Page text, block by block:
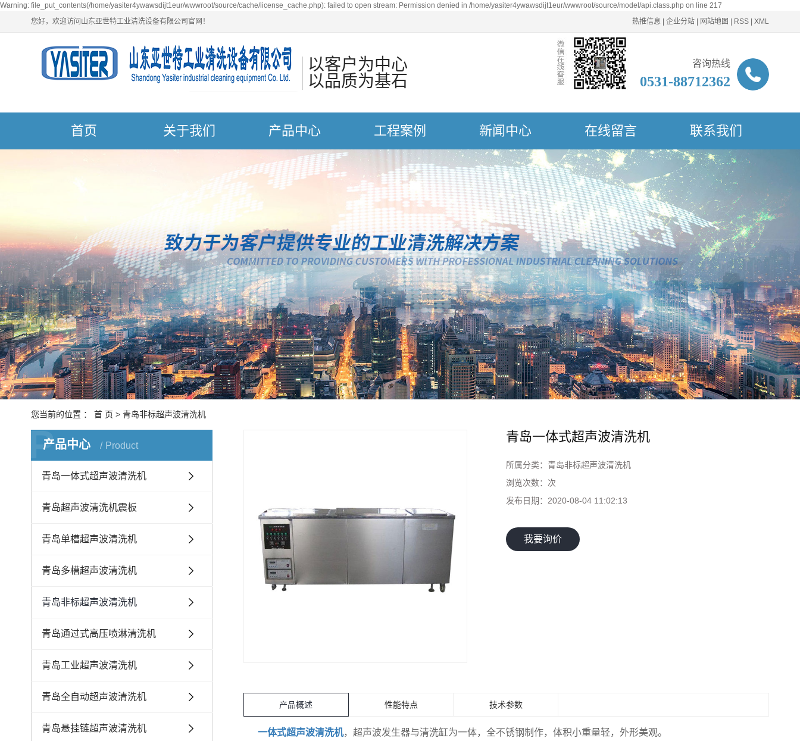
Warning: file_put_contents(/home/yasiter4ywawsdijt1eur/wwwroot/source/cache/license_cache.php): failed to open stream: Permission denied in /home/yasiter4ywawsdijt1eur/wwwroot/source/model/api.class.php on line 217
您好，欢迎访问山东亚世特工业清洗设备有限公司官网！
热推信息 企业分站 网站地图 RSS XML
以客户为中心
以品质为基石
咨询热线
0531-88712362
首页 关于我们
荣誉资质
营业执照
产品中心
青岛一体式超声波清洗机
青岛超声波清洗机震板
青岛单槽超声波清洗机
青岛多槽超声波清洗机
青岛非标超声波清洗机
青岛通过式高压喷淋清洗
机
青岛工业超声波清洗机
青岛全自动超声波清洗机
工程案例
案例展示
新闻中心
新闻动态
技术知识
在线留言 联系我们
联系我们
您当前的位置 ： 首 页 > 青岛非标超声波清洗机
产品中心 Product
P
青岛一体式超声波清洗机
青岛超声波清洗机震板
青岛单槽超声波清洗机
青岛多槽超声波清洗机
青岛非标超声波清洗机
青岛通过式高压喷淋清洗机
青岛工业超声波清洗机
青岛全自动超声波清洗机
青岛悬挂链超声波清洗机
青岛一体式超声波清洗机
所属分类： 青岛非标超声波清洗机
浏览次数： 次
发布日期： 2020-08-04 11:02:13
我要询价
产品概述 性能特点 技术参数
一体式超声波清洗机，超声波发生器与清洗缸为一体，全不锈钢制作，体积小重量轻，外形美观。